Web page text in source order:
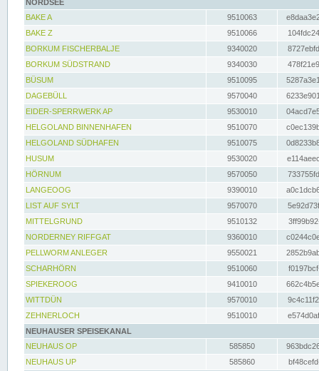
NORDSEE
BAKE A
9510063
BAKE Z
9510066
BORKUM FISCHERBALJE
9340020
BORKUM SÜDSTRAND
9340030
BÜSUM
9510095
DAGEBÜLL
9570040
EIDER-SPERRWERK AP
9530010
HELGOLAND BINNENHAFEN
9510070
HELGOLAND SÜDHAFEN
9510075
HUSUM
9530020
HÖRNUM
9570050
LANGEOOG
9390010
LIST AUF SYLT
9570070
MITTELGRUND
9510132
NORDERNEY RIFFGAT
9360010
PELLWORM ANLEGER
9550021
SCHARHÖRN
9510060
SPIEKEROOG
9410010
WITTDÜN
9570010
ZEHNERLOCH
9510010
NEUHAUSER SPEISEKANAL
NEUHAUS OP
585850
NEUHAUS UP
585860